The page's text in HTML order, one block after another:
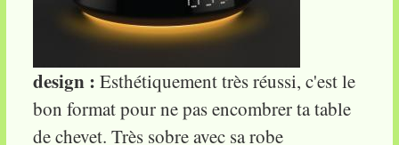
design : Esthétiquement très réussi, c'est le
bon format pour ne pas encombrer ta table
de chevet. Très sobre avec sa robe